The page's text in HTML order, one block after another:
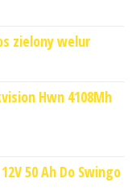
zielony welur
Hwn 4108Mh
50 Ah Do Swingo